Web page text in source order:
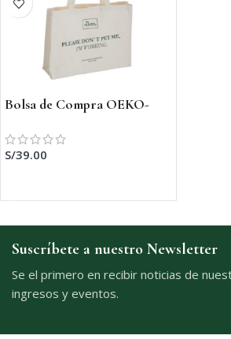
Bolsa de Compra OEKO-
S/39.00
Suscríbete a nuestro Newsletter
Se el primero en recibir noticias de
ingresos y eventos.